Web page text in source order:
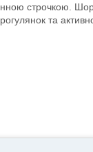
строчкою.
та